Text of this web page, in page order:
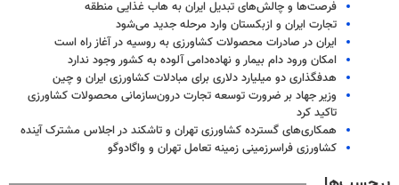
فرصت‌ها و چالش‌های تبدیل ایران به هاب غذایی منطقه
تجارت ایران و ازبکستان وارد مرحله جدید می‌شود
ایران در صادرات محصولات کشاورزی به روسیه در آغاز راه است
امکان ورود دام بیمار و نهاده‌دامی آلوده به کشور وجود ندارد
هدفگذاری دو میلیارد دلاری برای مبادلات کشاورزی ایران و چین
وزیر جهاد بر ضرورت توسعه تجارت درون‌سازمانی محصولات کشاورزی
تاکید کرد
همکاری‌های گسترده کشاورزی تهران و تاشکند در اجلاس مشترک آینده
کشاورزی فراسرزمینی زمینه تعامل تهران و واگادوگو